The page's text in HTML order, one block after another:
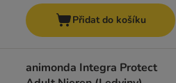
Přidat do košíku
animonda Integra Protect